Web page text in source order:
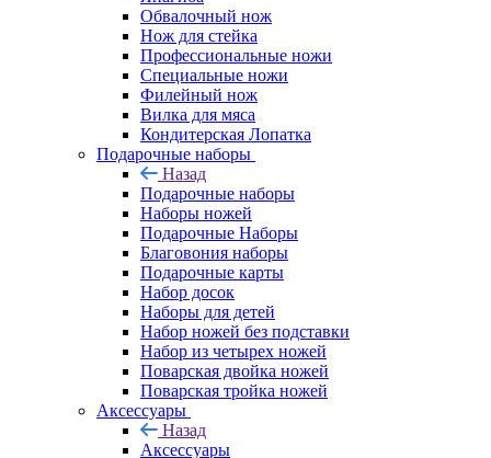
Обвалочный нож
Нож для стейка
Профессиональные ножи
Специальные ножи
Филейный нож
Вилка для мяса
Кондитерская Лопатка
Подарочные наборы
Назад
Подарочные наборы
Наборы ножей
Подарочные Наборы
Благовония наборы
Подарочные карты
Набор досок
Наборы для детей
Набор ножей без подставки
Набор из четырех ножей
Поварская двойка ножей
Поварская тройка ножей
Аксессуары
Назад
Аксессуары